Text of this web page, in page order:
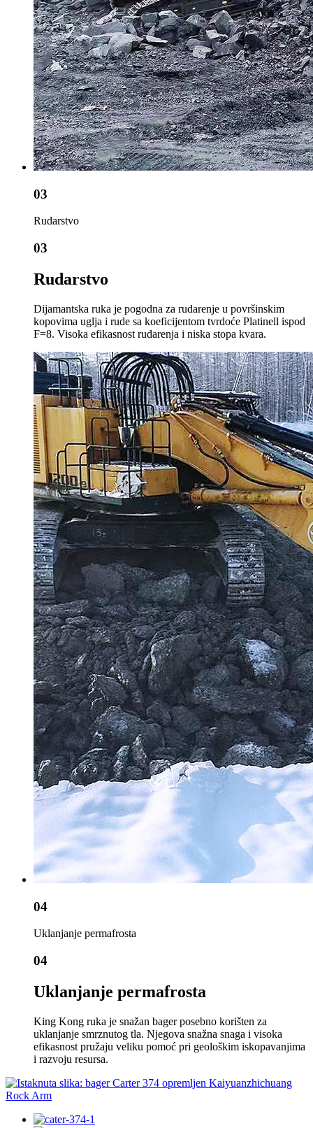
03
Rudarstvo
03
Rudarstvo
Dijamantska ruka je pogodna za rudarenje u površinskim
kopovima uglja i rude sa koeficijentom tvrdoće Platinell ispod
F=8. Visoka efikasnost rudarenja i niska stopa kvara.
04
Uklanjanje permafrosta
04
Uklanjanje permafrosta
King Kong ruka je snažan bager posebno korišten za
uklanjanje smrznutog tla. Njegova snažna snaga i visoka
efikasnost pružaju veliku pomoć pri geološkim iskopavanjima
i razvoju resursa.